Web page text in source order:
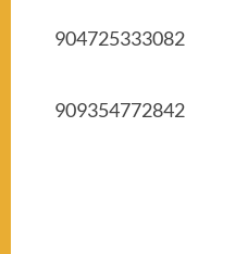
904725333082
909354772842